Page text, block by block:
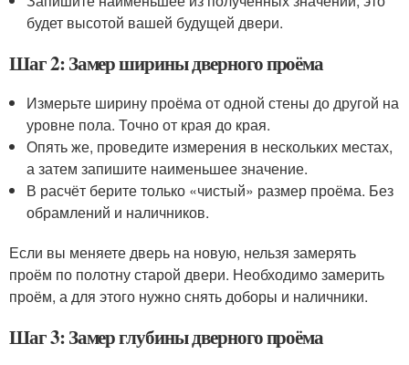
будет высотой вашей будущей двери.
Шаг 2: Замер ширины дверного проёма
Измерьте ширину проёма от одной стены до другой на
уровне пола. Точно от края до края.
Опять же, проведите измерения в нескольких местах,
а затем запишите наименьшее значение.
В расчёт берите только «чистый» размер проёма. Без
обрамлений и наличников.
Если вы меняете дверь на новую, нельзя замерять
проём по полотну старой двери. Необходимо замерить
проём, а для этого нужно снять доборы и наличники.
Шаг 3: Замер глубины дверного проёма